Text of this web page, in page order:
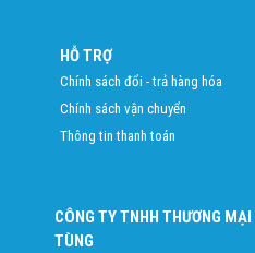
HỖ TRỢ
Chính sách đổi - trả hàng hóa
Chính sách vận chuyển
Thông tin thanh toán
CÔNG TY TNHH THƯƠNG
TÙNG